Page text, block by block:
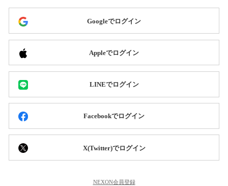
Googleでログイン
Appleでログイン
LINEでログイン
Facebookでログイン
X(Twitter)でログイン
NEXON会員登録